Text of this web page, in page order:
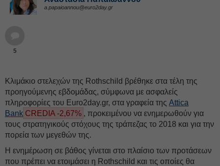
a.papaioannou@euro2day.gr
5
Κλιμάκιο στελεχών της Rothschild βρέθηκε στα τέλη της
προηγούμενης εβδομάδας, σύμφωνα με ασφαλείς
πληροφορίες του Euro2day.gr, στα γραφεία της Attica
Bank CREDIA -2,67% , προκειμένου να ενημερωθούν για
τους στρατηγικούς στόχους της τράπεζας το 2018 και για την
πορεία των μεγεθών της.
Η ενημέρωση σε βάθος γίνεται στο πλαίσιο των προτάσεων
που πρέπει να ετοιμάσει η Rothschild και τις οποίες θα